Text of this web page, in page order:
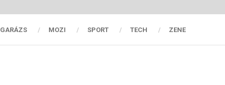
GARÁZS MOZI SPORT TECH ZENE